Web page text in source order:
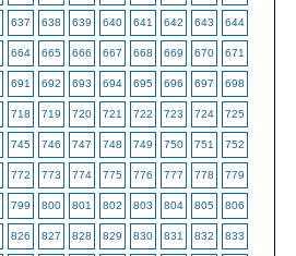
637 638 639 640 641 642 643 644
664 665 666 667 668 669 670 671
691 692 693 694 695 696 697 698
718 719 720 721 722 723 724 725
745 746 747 748 749 750 751 752
772 773 774 775 776 777 778 779
799 800 801 802 803 804 805 806
826 827 828 829 830 831 832 833